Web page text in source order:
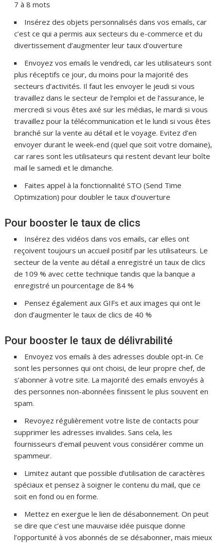
7 à 8 mots
Insérez des objets personnalisés dans vos emails, car
c’est ce qui a permis aux secteurs du e-commerce et du
divertissement d’augmenter leur taux d’ouverture
Envoyez vos emails le vendredi, car les utilisateurs sont
plus réceptifs ce jour, du moins pour la majorité des
secteurs d’activités. Il faut les envoyer le jeudi si vous
travaillez dans le secteur de l’emploi et de l’assurance, le
mercredi si vous êtes axé sur les médias, le mardi si vous
travaillez pour la télécommunication et le lundi si vous êtes
branché sur la vente au détail et le voyage. Evitez d’en
envoyer durant le week-end (quel que soit votre domaine),
car rares sont les utilisateurs qui restent devant leur boîte
mail le samedi et le dimanche.
Faites appel à la fonctionnalité STO (Send Time
Optimization) pour doubler le taux d’ouverture
Pour booster le taux de clics
Insérez des vidéos dans vos emails, car elles ont
reçoivent toujours un accueil positif par les utilisateurs. Le
secteur de la vente au détail a enregistré un taux de clics
de 109 % avec cette technique tandis que la banque a
enregistré un pourcentage de 84 %
Pensez également aux GIFs et aux images qui ont le
don d’augmenter le taux de clics de 40 %
Pour booster le taux de délivrabilité
Envoyez vos emails à des adresses double opt-in. Ce
sont les personnes qui ont choisi, de leur propre chef, de
s’abonner à votre site. La majorité des emails envoyés à
des personnes non-abonnées finissent le plus souvent en
spam.
Revoyez régulièrement votre liste de contacts pour
supprimer les adresses invalides. Sans cela, les
fournisseurs d’email peuvent vous considérer comme un
spammeur.
Limitez autant que possible d’utilisation de caractères
spéciaux et pensez à soigner le contenu du mail, que ce
soit en fond ou en forme.
Mettez en exergue le lien de désabonnement. On peut
se dire que c’est une mauvaise idée puisque donne
l’opportunité à vos abonnés de se désabonner, mais mieux